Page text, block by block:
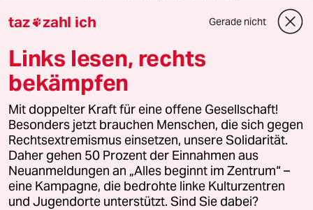
Und Israel ist jetzt auch keine
natürlich ist es "freier" als alle
anderen Staaten in der
Nachbarschaft. Aber Israel hat viele
Probleme und es hat so viele
Möglichkeiten, aber ob sie genutzt
werden, ist eine andere Frage.
8G 849 (Profil gelöscht)
12.09.2018,09:06 Uhr
taz zahl ich Gerade nicht
Links lesen, rechts
bekämpfen
Mit doppelter Kraft für eine offene Gesellschaft!
Besonders jetzt brauchen Menschen, die sich gegen
Rechtsextremismus einsetzen, unsere Solidarität.
Daher gehen 50 Prozent der Einnahmen aus
Neuanmeldungen an „Alles beginnt im Zentrum“ –
eine Kampagne, die bedrohte linke Kulturzentren
und Jugendorte unterstützt. Sind Sie dabei?